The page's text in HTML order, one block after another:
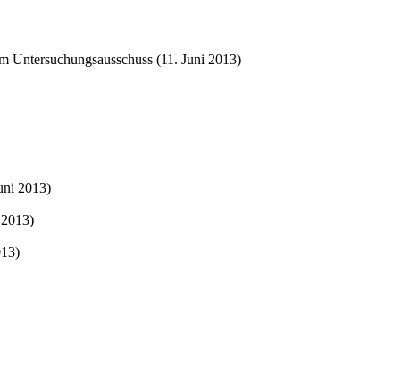
Untersuchungsausschuss (11. Juni 2013)
2013)